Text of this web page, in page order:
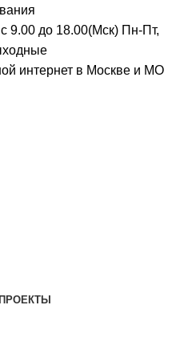
9.00 до 18.00(Мск) Пн-Пт,
интернет в Москве и МО